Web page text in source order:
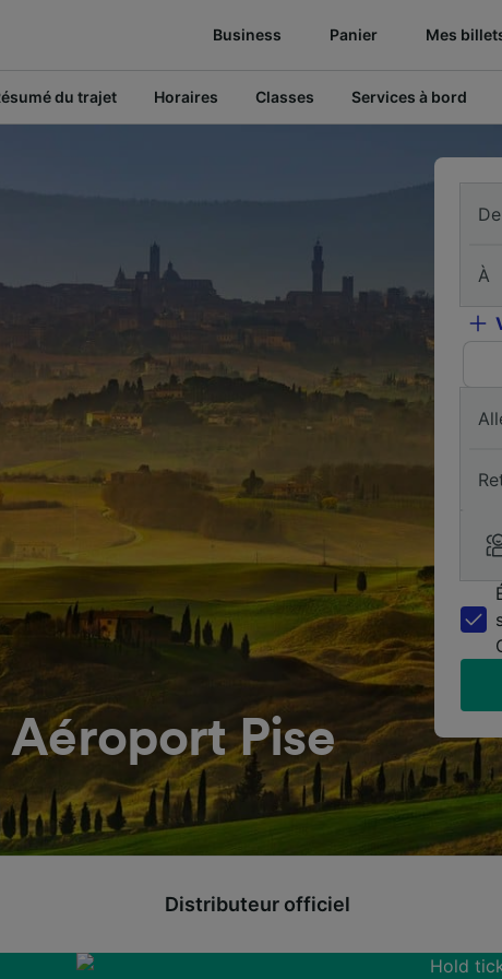
Business Panier Mes
du trajet Horaires Classes Services à bord
Aéroport Pise
De
À
Distributeur officiel